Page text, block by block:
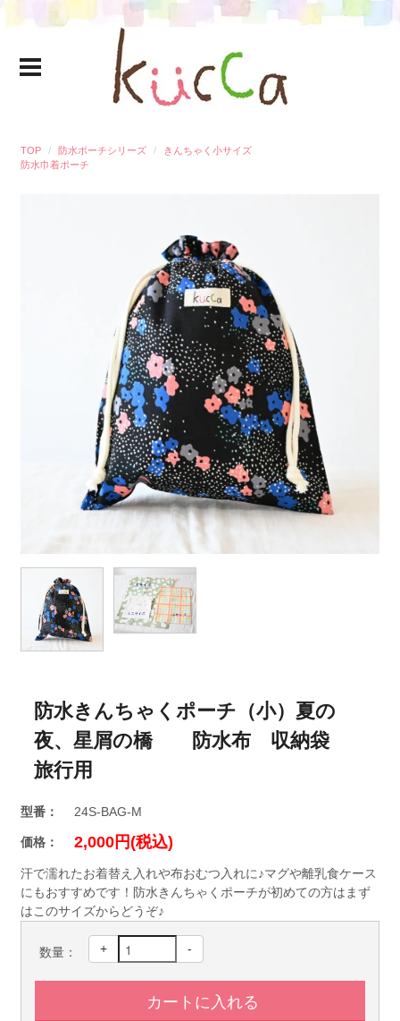
TOP 防水ポーチシリーズ
きんちゃく小サイズ
防水巾着ポーチ
防水きんちゃくポーチ（小）夏の
夜、星屑の橋 防水布 収納袋
旅行用
型番： 24S-BAG-M
価格： 2,000円(税込)
汗で濡れたお着替え入れや布おむつ入れに♪マグや離乳食ケース
にもおすすめです！防水きんちゃくポーチが初めての方はまず
はこのサイズからどうぞ♪
数量： + -